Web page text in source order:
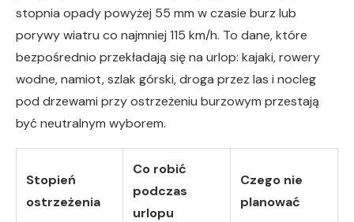
stopnia opady powyżej 55 mm w czasie burz lub
porywy wiatru co najmniej 115 km/h. To dane, które
bezpośrednio przekładają się na urlop: kajaki, rowery
wodne, namiot, szlak górski, droga przez las i nocleg
pod drzewami przy ostrzeżeniu burzowym przestają
być neutralnym wyborem.
Stopień
ostrzeżenia
Co robić
podczas
urlopu
Czego nie
planować